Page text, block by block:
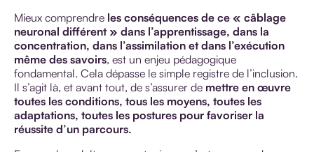
Mieux comprendre les conséquences de ce « câblage
neuronal différent » dans l’apprentissage, dans la
concentration, dans l’assimilation et dans l’exécution
même des savoirs, est un enjeu pédagogique
fondamental. Cela dépasse le simple registre de l’inclusion.
Il s’agit là, et avant tout, de s’assurer de mettre en œuvre
toutes les conditions, tous les moyens, toutes les
adaptations, toutes les postures pour favoriser la
réussite d’un parcours.